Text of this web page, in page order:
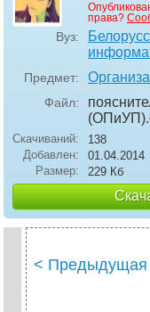
права?
Вуз:
Предмет:
Файл:
(ОПиУП)
Скачиваний:
138
Добавлен:
01.04.2014
Размер:
229 Кб
< Предыдущая